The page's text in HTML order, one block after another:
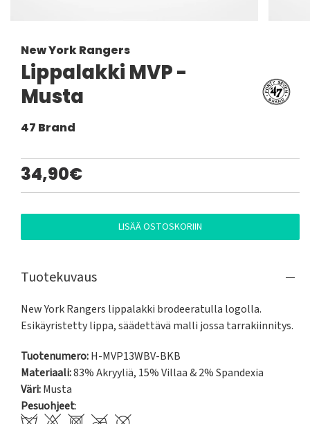
New York Rangers
Lippalakki MVP -
Musta
47 Brand
34,90€
LISÄÄ OSTOSKORIIN
Tuotekuvaus
New York Rangers lippalakki brodeeratulla logolla.
Esikäyristetty lippa, säädettävä malli jossa tarrakiinnitys.
Tuotenumero:H-MVP13WBV-BKB
Materiaali:83% Akryyliä, 15% Villaa & 2% Spandexia
Väri:Musta
Pesuohjeet: